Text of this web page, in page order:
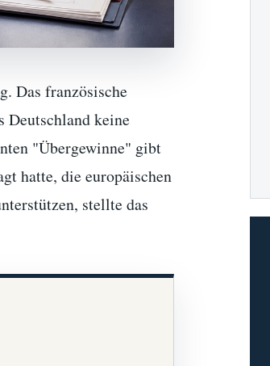
Das französische
keine
"Übergewinne" gibt
hatte, die europäischen
stellte das